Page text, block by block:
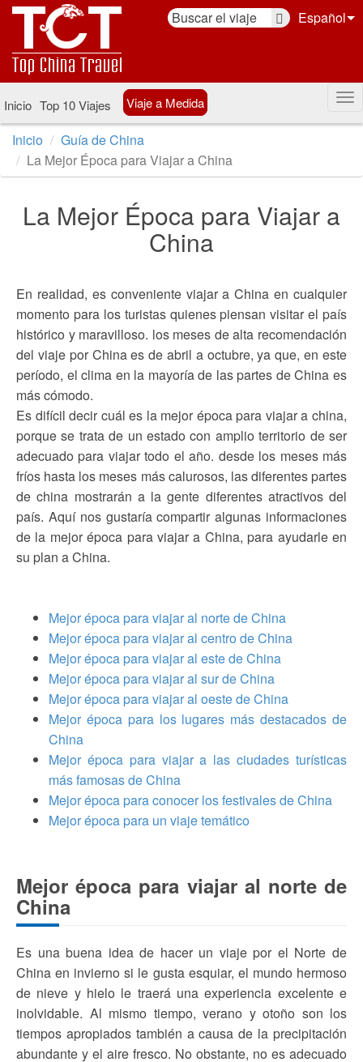
Español
Inicio Top 10 Viajes Viaje a Medida
Inicio
Guía de China
La Mejor Época para Viajar a China
La Mejor Época para Viajar a
China
En realidad, es conveniente viajar a China en cualquier
momento para los turistas quienes piensan visitar el país
histórico y maravilloso. los meses de alta recomendación
del viaje por China es de abril a octubre, ya que, en este
período, el clima en la mayoría de las partes de China es
más cómodo.
Es difícil decir cuál es la mejor época para viajar a china,
porque se trata de un estado con amplio territorio de ser
adecuado para viajar todo el año. desde los meses más
fríos hasta los meses más calurosos, las diferentes partes
de china mostrarán a la gente diferentes atractivos del
país. Aquí nos gustaría compartir algunas informaciones
de la mejor época para viajar a China, para ayudarle en
su plan a China.
Mejor época para viajar al norte de China
Mejor época para viajar al centro de China
Mejor época para viajar al este de China
Mejor época para viajar al sur de China
Mejor época para viajar al oeste de China
Mejor época para los lugares más destacados de
China
Mejor época para viajar a las ciudades turísticas
más famosas de China
Mejor época para conocer los festivales de China
Mejor época para un viaje temático
Mejor época para viajar al norte de
China
Es una buena idea de hacer un viaje por el Norte de
China en invierno si le gusta esquiar, el mundo hermoso
de nieve y hielo le traerá una experiencia excelente e
inolvidable. Al mismo tiempo, verano y otoño son los
tiempos apropiados también a causa de la precipitación
abundante y el aire fresco. No obstante, no es adecuado